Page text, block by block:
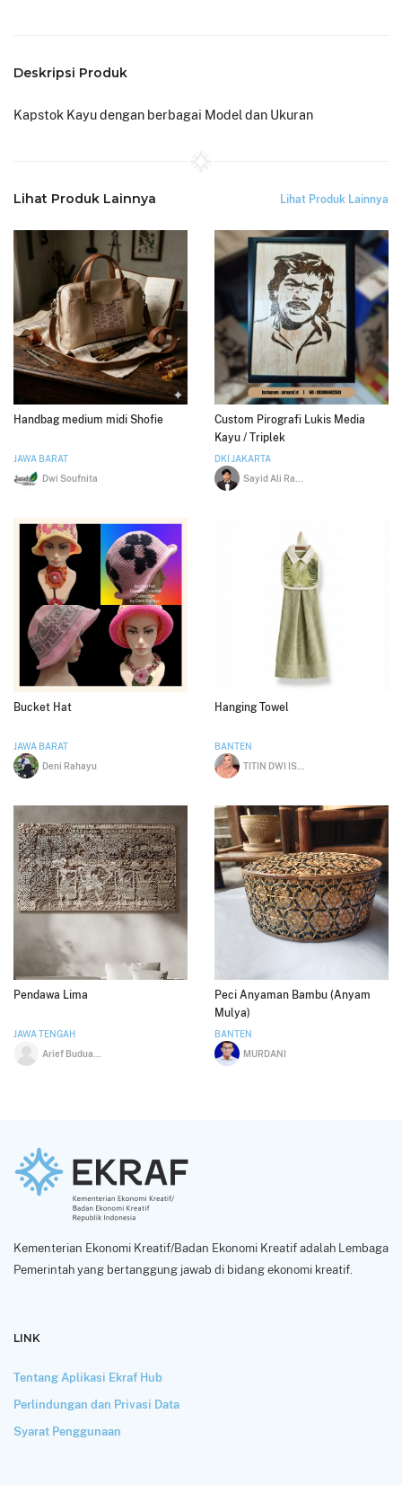
Deskripsi Produk
Kapstok Kayu dengan berbagai Model dan Ukuran
Lihat Produk Lainnya Lihat Produk Lainnya
Handbag medium midi Shofie
JAWA BARAT
Dwi Soufnita
Custom Pirografi Lukis Media
Kayu / Triplek
DKI JAKARTA
Bucket Hat
JAWA BARAT
Deni Rahayu
Hanging Towel
BANTEN
Pendawa Lima
JAWA TENGAH
Peci Anyaman Bambu (Anyam
Mulya)
BANTEN
MURDANI
Kementerian Ekonomi Kreatif/Badan Ekonomi Kreatif adalah Lembaga
Pemerintah yang bertanggung jawab di bidang ekonomi kreatif.
LINK
Tentang Aplikasi Ekraf Hub
Perlindungan dan Privasi Data
Syarat Penggunaan